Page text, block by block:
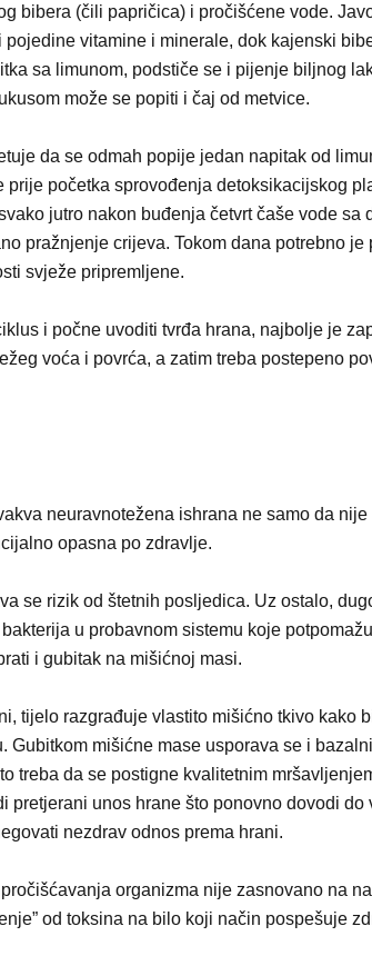
bibera (čili papričica) i pročišćene vode.
vitamine i minerale, dok kajenski
sa limunom, podstiče se i pijenje biljnog
može se popiti i čaj od metvice.
da se odmah popije jedan napitak od
prije početka sprovođenja detoksikacijskog
jutro nakon buđenja četvrt čaše vode sa
pražnjenje crijeva. Tokom dana potrebno je
svježe pripremljene.
i počne uvoditi tvrđa hrana, najbolje je
voća i povrća, a zatim treba postepeno
neuravnotežena ishrana ne samo da nije
opasna po zdravlje.
se rizik od štetnih posljedica. Uz ostalo,
u probavnom sistemu koje
i gubitak na mišićnoj masi.
tijelo razgrađuje vlastito mišićno tkivo kako
Gubitkom mišićne mase usporava se i
treba da se postigne kvalitetnim
pretjerani unos hrane što ponovno dovodi do
nezdrav odnos prema hrani.
organizma nije zasnovano na
od toksina na bilo koji način pospešuje